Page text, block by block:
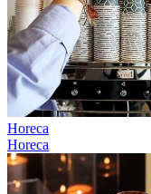
Horeca
Horeca